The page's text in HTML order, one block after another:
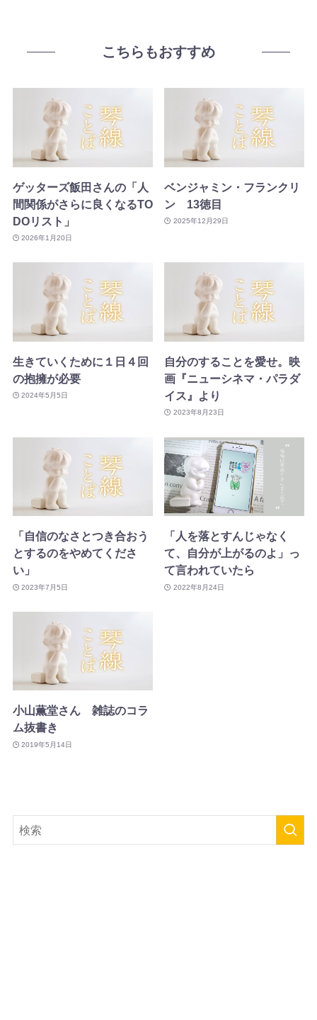
こちらもおすすめ
ゲッターズ飯田さんの「人
間関係がさらに良くなるTO
DOリスト」
2026年1月20日
ベンジャミン・フランクリ
ン 13徳目
2025年12月29日
生きていくために１日４回
の抱擁が必要
2024年5月5日
自分のすることを愛せ。映
画『ニューシネマ・パラダ
イス』より
2023年8月23日
「自信のなさとつき合おう
とするのをやめてくださ
い」
2023年7月5日
「人を落とすんじゃなく
て、自分が上がるのよ」っ
て言われていたら
2022年8月24日
小山薫堂さん 雑誌のコラ
ム抜書き
2019年5月14日